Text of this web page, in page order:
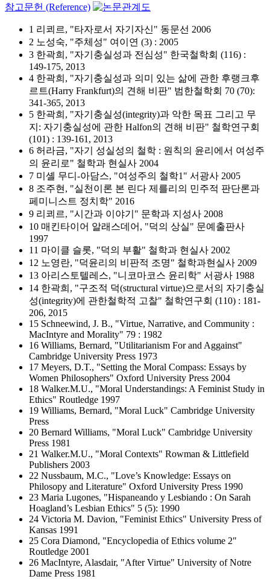
참고문헌 (Reference)
1 리쾨르, "타자로서 자기자신" 동문선 2006
2 노성숙, "주체성" 여이연 (3) : 2005
3 한곽희, "자기충실성과 전심성" 한국철학회 (116) :
149-175, 2013
4 한곽희, "자기충실성과 의미 있는 삶에 관한 후랭크후
르트(Harry Frankfurt)의 견해 비판" 범한철학회 70 (70):
341-365, 2013
5 한곽희, "자기충실성(integrity)과 악한 목표 그리고 무
지: 자기충실성에 관한 Halfon의 견해 비판" 철학연구회
(101) : 139-161, 2013
6 허라금, "자기 성실성의 철학 : 원칙의 윤리에서 여성주
의 윤리로" 철학과 현실사 2004
7 미셸 무디-아담스, "여성주의 철학1" 서광사 2005
8 조주현, "실천이론 본 린다 제를리의 민주적 판단론과
페미니스트 정치학" 2016
9 리쾨르, "시간과 이야기" 문학과 지성사 2008
10 매킨타이어 알래스데어, "덕의 상실" 문예출판사
1997
11 마이클 슬롯, "덕의 부활" 철학과 현실사 2002
12 노영란, "덕윤리의 비판적 조명" 철학과현실사 2009
13 아리스토텔레스, "니코마코스 윤리학" 서광사 1988
14 한곽희, "구조적 덕(structural virtue)으로서의 자기충실
성(integrity)에 관한철학적 고찰" 철학연구회 (110) : 181-
206, 2015
15 Schneewind, J. B., "Virtue, Narrative, and Community :
MacIntyre and Morality" 79 : 1982
16 Williams, Bernard, "Utilitarianism For and Aggainst"
Cambridge University Press 1973
17 Meyers, D.T., "Setting the Moral Compass: Essays by
Women Philosophers" Oxford University Press 2004
18 Walker.M.U., "Moral Understandings: A Feminist Study in
Ethics" Routledge 1997
19 Williams, Bernard, "Moral Luck" Cambridge University
Press
20 Bernard Williams, "Moral Luck" Cambridge University
Press 1981
21 Walker.M.U., "Moral Contexts" Rowman & Littlefield
Publishers 2003
22 Nussbaum, M.C., "Love’s Knowledge: Essays on
Philosopy and Literature" Oxford University Press 1990
23 Maria Lugones, "Hispaneando y Lesbiando : On Sarah
Hoagland’s Lesbian Ethics" 5 (5): 1990
24 Victoria M. Davion, "Feminist Ethics" University Press of
Kansas 1991
25 Cora Diamond, "Encyclopedia of Ethics volume 2"
Routledge 2001
26 MacIntyre, Alasdair, "After Virtue" University of Notre
Dame Press 1981